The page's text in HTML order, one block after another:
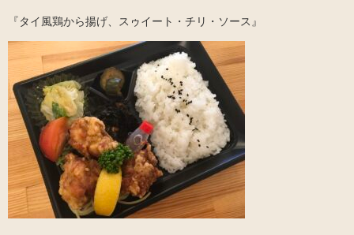
『タイ風鶏から揚げ、スゥイート・チリ・ソース』